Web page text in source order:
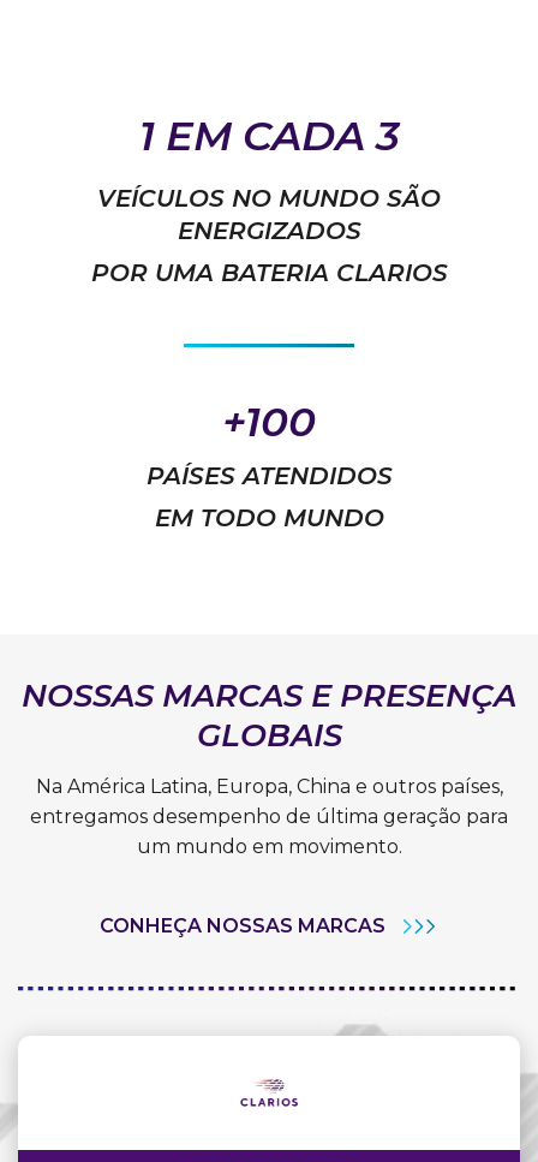
1 EM CADA 3
VEÍCULOS NO MUNDO SÃO
ENERGIZADOS
POR UMA BATERIA CLARIOS
+100​
PAÍSES ATENDIDOS
EM TODO MUNDO
NOSSAS MARCAS E PRESENÇA
GLOBAIS
Na América Latina, Europa, China e outros países,
entregamos desempenho de última geração para
um mundo em movimento.
CONHEÇA NOSSAS MARCAS